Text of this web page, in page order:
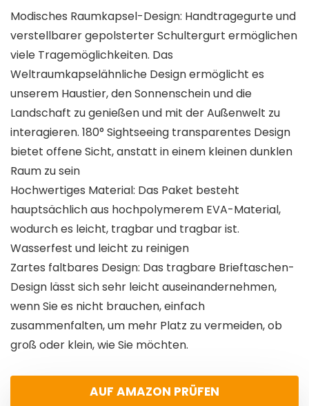
Modisches Raumkapsel-Design: Handtragegurte und
verstellbarer gepolsterter Schultergurt ermöglichen
viele Tragemöglichkeiten. Das
Weltraumkapselähnliche Design ermöglicht es
unserem Haustier, den Sonnenschein und die
Landschaft zu genießen und mit der Außenwelt zu
interagieren. 180° Sightseeing transparentes Design
bietet offene Sicht, anstatt in einem kleinen dunklen
Raum zu sein
Hochwertiges Material: Das Paket besteht
hauptsächlich aus hochpolymerem EVA-Material,
wodurch es leicht, tragbar und tragbar ist.
Wasserfest und leicht zu reinigen
Zartes faltbares Design: Das tragbare Brieftaschen-
Design lässt sich sehr leicht auseinandernehmen,
wenn Sie es nicht brauchen, einfach
zusammenfalten, um mehr Platz zu vermeiden, ob
groß oder klein, wie Sie möchten.
AUF AMAZON PRÜFEN